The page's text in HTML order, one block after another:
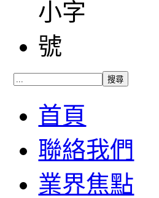
首頁
聯絡我們
業界焦點